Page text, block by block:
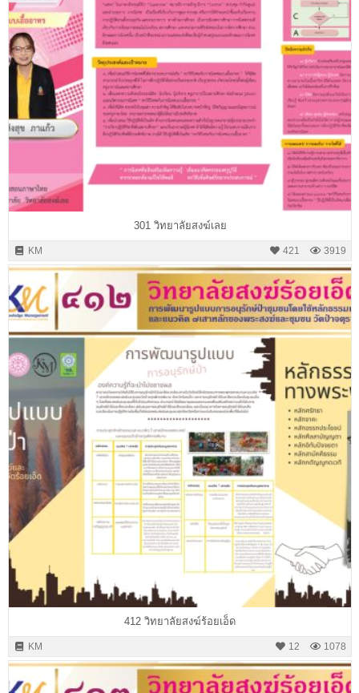
301 วิทยาลัยสงฆ์เลย
KM 3919
421
412 วิทยาลัยสงฆ์ร้อยเอ็ด
KM 1078
12